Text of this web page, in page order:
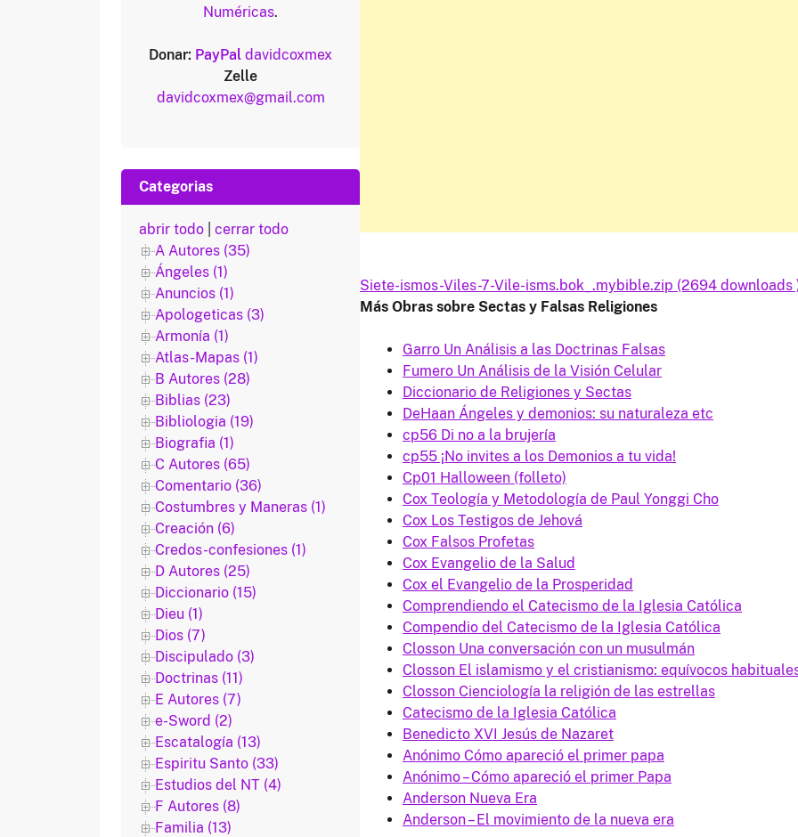
Siete-ismos-Viles-7-Vile-isms.bok_.mybible.zip (2694 downloads
Más Obras sobre Sectas y Falsas Religiones
Garro Un Análisis a las Doctrinas Falsas
Fumero Un Análisis de la Visión Celular
Diccionario de Religiones y Sectas
DeHaan Ángeles y demonios: su naturaleza etc
cp56 Di no a la brujería
cp55 ¡No invites a los Demonios a tu vida!
Cp01 Halloween (folleto)
Cox Teología y Metodología de Paul Yonggi Cho
Cox Los Testigos de Jehová
Cox Falsos Profetas
Cox Evangelio de la Salud
Cox el Evangelio de la Prosperidad
Comprendiendo el Catecismo de la Iglesia Católica
Compendio del Catecismo de la Iglesia Católica
Closson Una conversación con un musulmán
Closson El islamismo y el cristianismo: equívocos
Closson Cienciología la religión de las estrellas
Catecismo de la Iglesia Católica
Benedicto XVI Jesús de Nazaret
Anónimo Cómo apareció el primer papa
Anónimo – Cómo apareció el primer Papa
Anderson Nueva Era
Anderson – El movimiento de la nueva era
Numéricas.
Donar: PayPal davidcoxmex
Zelle
davidcoxmex@gmail.com
Categorias
abrir todo
cerrar todo
A Autores (35)
Ángeles (1)
Anuncios (1)
Apologeticas (3)
Armonía (1)
Atlas-Mapas (1)
B Autores (28)
Biblias (23)
Bibliologia (19)
Biografia (1)
C Autores (65)
Comentario (36)
Costumbres y Maneras (1)
Creación (6)
Credos-confesiones (1)
D Autores (25)
Diccionario (15)
Dieu (1)
Dios (7)
Discipulado (3)
Doctrinas (11)
E Autores (7)
e-Sword (2)
Escatalogía (13)
Espiritu Santo (33)
Estudios del NT (4)
F Autores (8)
Familia (13)